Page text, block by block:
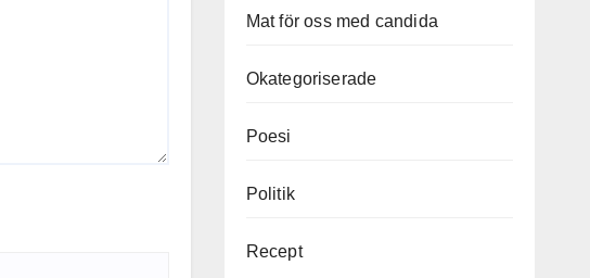
Mat för oss med candida
Okategoriserade
Poesi
Politik
Recept